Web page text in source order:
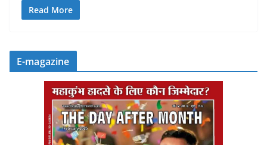
Read More
E-magazine